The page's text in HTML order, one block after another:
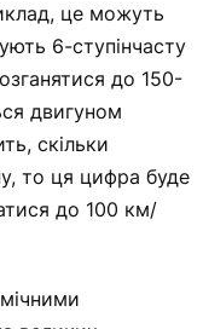
це можуть
6-ступінчасту
до 150-
двигуном
скільки
то ця цифра буде
до 100 км/